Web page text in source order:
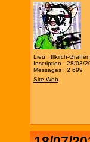
Lieu : Illkirch-
Inscription : 28/03/
Messages : 2 699
Site Web